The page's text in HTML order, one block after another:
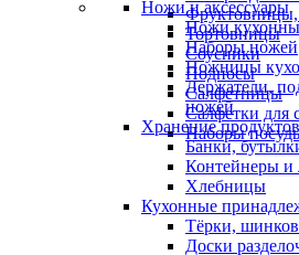
Фруктовницы,
Тортовницы
Соусники
Подносы
Салфетницы
Салфетки для
Наборы
Ножи и аксессуары
Ножи
Наборы ножей
Ножницы
Держатели,
ножей
Хранение продуктов
Банки,
Контейнеры и
Хлебницы
Кухонные
Тёрки,
Доски